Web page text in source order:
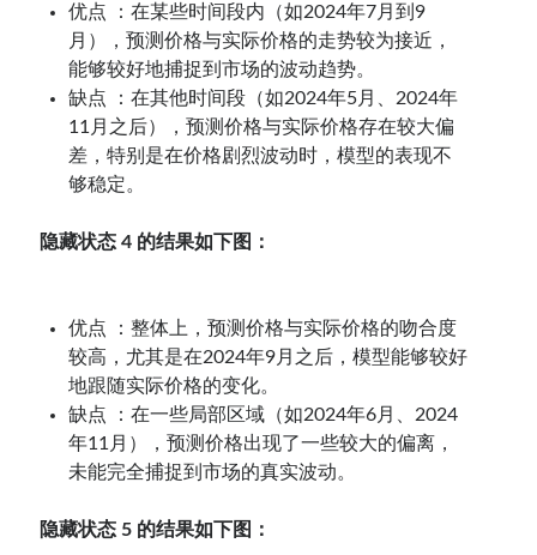
优点 ：在某些时间段内（如2024年7月到9
月），预测价格与实际价格的走势较为接近，
能够较好地捕捉到市场的波动趋势。
缺点 ：在其他时间段（如2024年5月、2024年
11月之后），预测价格与实际价格存在较大偏
差，特别是在价格剧烈波动时，模型的表现不
够稳定。
隐藏状态 4 的结果如下图：
优点 ：整体上，预测价格与实际价格的吻合度
较高，尤其是在2024年9月之后，模型能够较好
地跟随实际价格的变化。
缺点 ：在一些局部区域（如2024年6月、2024
年11月），预测价格出现了一些较大的偏离，
未能完全捕捉到市场的真实波动。
隐藏状态 5 的结果如下图：